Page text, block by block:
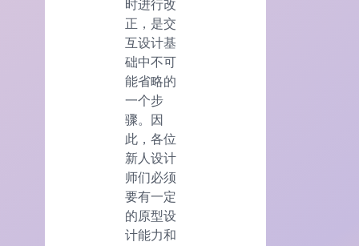
时进行改
正，是交
互设计基
础中不可
能省略的
一个步
骤。因
此，各位
新人设计
师们必须
要有一定
的原型设
计能力和